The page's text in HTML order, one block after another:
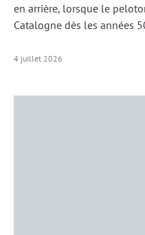
en arrière, lorsque le
Catalogne dès les années
4 juillet 2026